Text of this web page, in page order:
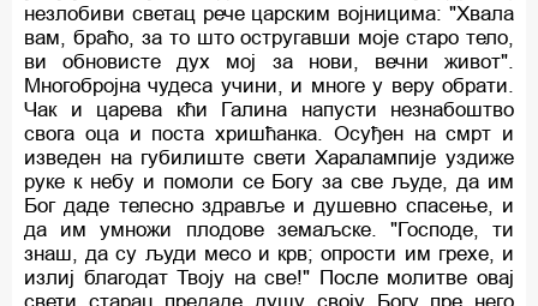
незлобиви светац рече царским војницима: "Хвала
вам, браћо, за то што остругавши моје старо тело,
ви обновисте дух мој за нови, вечни живот".
Многобројна чудеса учини, и многе у веру обрати.
Чак и царева кћи Галина напусти незнабоштво
свога оца и поста хришћанка. Осуђен на смрт и
изведен на губилиште свети Харалампије уздиже
руке к небу и помоли се Богу за све људе, да им
Бог даде телесно здравље и душевно спасење, и
да им умножи плодове земаљске. "Господе, ти
знаш, да су људи месо и крв; опрости им грехе, и
излиј благодат Твоју на све!" После молитве овај